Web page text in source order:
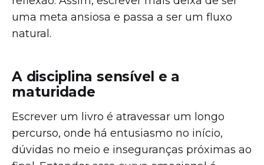
uma meta ansiosa e passa a ser um fluxo
natural.
A disciplina sensível e a
maturidade
Escrever um livro é atravessar um longo
percurso, onde há entusiasmo no início,
dúvidas no meio e inseguranças próximas ao